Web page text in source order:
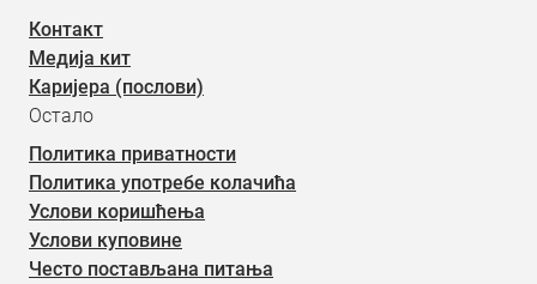
Контакт
Медија кит
Каријера (послови)
Остало
Политика приватности
Политика употребе колачића
Услови коришћења
Услови куповине
Често постављана питања